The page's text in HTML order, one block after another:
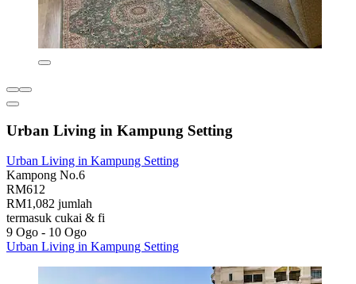
Urban Living in Kampung Setting
Urban Living in Kampung Setting
Kampong No.6
RM612
RM1,082 jumlah
termasuk cukai & fi
9 Ogo - 10 Ogo
Urban Living in Kampung Setting